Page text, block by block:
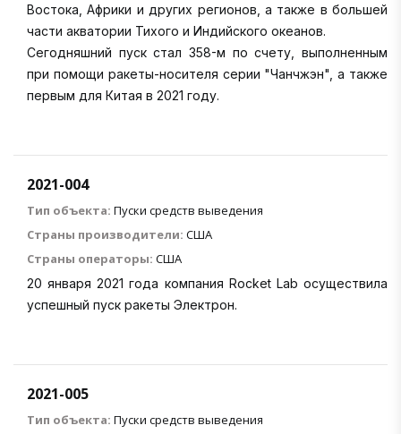
Востока, Африки и других регионов, а также в большей
части акватории Тихого и Индийского океанов.
Сегодняшний пуск стал 358-м по счету, выполненным
при помощи ракеты-носителя серии "Чанчжэн", а также
первым для Китая в 2021 году.
2021-004
Тип объекта: Пуски средств выведения
Страны производители: США
Страны операторы: США
20 января 2021 года компания Rocket Lab осуществила
успешный пуск ракеты Электрон.
2021-005
Тип объекта: Пуски средств выведения